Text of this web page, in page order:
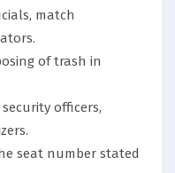
match
of trash in
officers,
seat number stated